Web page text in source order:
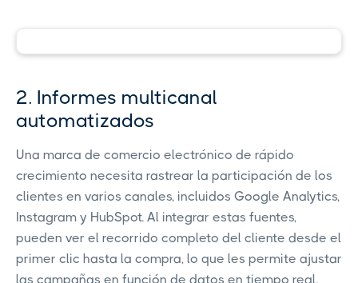
2. Informes multicanal
automatizados
Una marca de comercio electrónico de rápido
crecimiento necesita rastrear la participación de los
clientes en varios canales, incluidos Google Analytics,
Instagram y HubSpot. Al integrar estas fuentes,
pueden ver el recorrido completo del cliente desde el
primer clic hasta la compra, lo que les permite ajustar
las campañas en función de datos en tiempo real.